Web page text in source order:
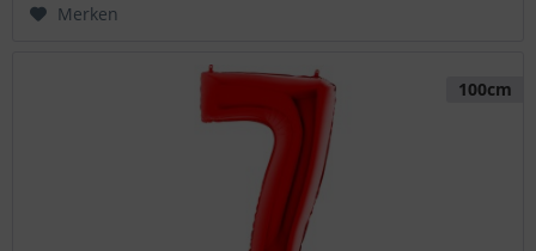
Merken
100cm